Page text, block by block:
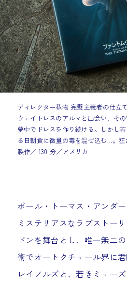
ディレクター私物 完璧主義者の仕立
ウェイトレスのアルマと出会い、そ
夢中でドレスを作り続ける。しかし
る日朝食に微量の毒を混ぜ込む…。狂
製作／ 130 分／アメリカ
ポール・トーマス・アンダー
ミステリアスなラブストー
ドンを舞台とし、唯一無二
術でオートクチュール界に
レイノルズと、若きミュー